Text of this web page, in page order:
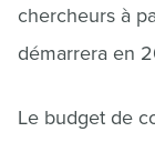
chercheurs à
démarrera en
Le budget de